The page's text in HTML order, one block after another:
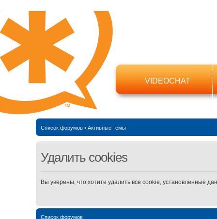
VIDEOCHAT
Список форумов• Активные темы
Удалить cookies
Вы уверены, что хотите удалить все cookie, установленные
Список форумов